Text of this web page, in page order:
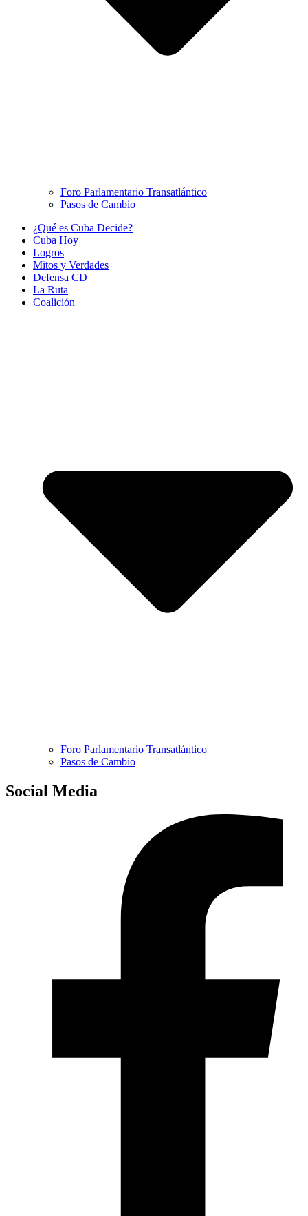
Foro Parlamentario Transatlántico
Pasos de Cambio
¿Qué es Cuba Decide?
Cuba Hoy
Logros
Mitos y Verdades
Defensa CD
La Ruta
Coalición
Foro Parlamentario Transatlántico
Pasos de Cambio
Social Media